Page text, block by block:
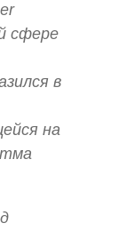
сфере
в
на